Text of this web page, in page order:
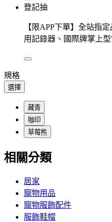
登記抽
【限APP下單】全站指
用記錄器、國際牌掌上
規格
選擇
藏青
咖印
草莓熊
相關分類
居家
寵物用品
寵物服飾配件
服飾鞋帽